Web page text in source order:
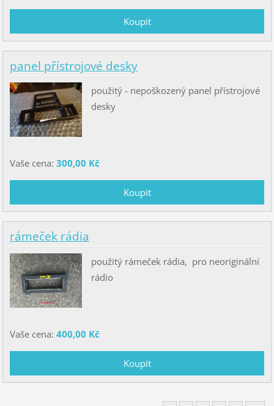
panel přístrojové desky
použitý - nepoškozený panel přístrojové
desky
Vaše cena: 300,00 Kč
rámeček rádia
použitý rámeček rádia, pro neoriginální
rádio
Vaše cena: 400,00 Kč